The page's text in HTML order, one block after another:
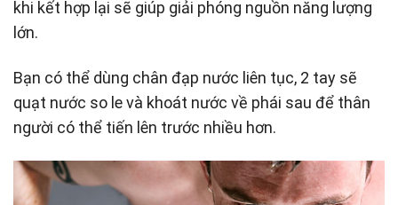
khi kết hợp lại sẽ giúp giải phóng nguồn năng lượng
lớn.
Bạn có thể dùng chân đạp nước liên tục, 2 tay sẽ
quạt nước so le và khoát nước về phái sau để thân
người có thể tiến lên trước nhiều hơn.